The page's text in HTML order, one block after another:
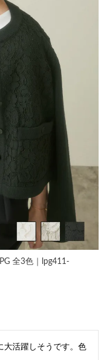
全3色｜lpg411-
大活躍しそうです。色